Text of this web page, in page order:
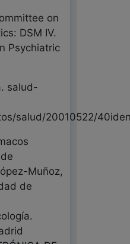
on
DSM IV.
Psychiatric
salud-
salud/20010522/
Muñoz,
de